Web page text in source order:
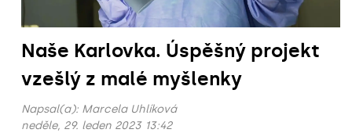
Naše Karlovka. Úspěšný projekt
vzešlý z malé myšlenky
Napsal(a): Marcela Uhlíková
neděle, 29. leden 2023 13:42